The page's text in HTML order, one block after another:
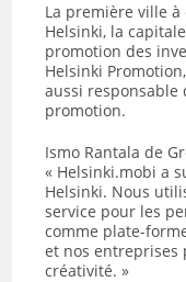
La première ville
Helsinki, la
promotion des
Helsinki
aussi responsable
promotion.
Ismo Rantala de
« Helsinki.mobi a
Helsinki. Nous
service pour les
comme plate-
et nos entreprises
créativité. »